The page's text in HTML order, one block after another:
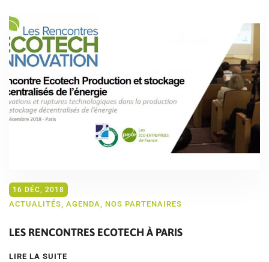
16 DÉC, 2018
ACTUALITÉS, AGENDA, NOS PARTENAIRES
LES RENCONTRES ECOTECH À PARIS
LIRE LA SUITE